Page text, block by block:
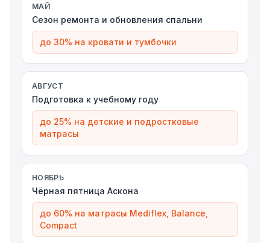
МАЙ
Сезон ремонта и обновления спальни
до 30% на кровати и тумбочки
АВГУСТ
Подготовка к учебному году
до 25% на детские и подростковые
матрасы
НОЯБРЬ
Чёрная пятница Аскона
до 60% на матрасы Mediflex, Balance,
Compact